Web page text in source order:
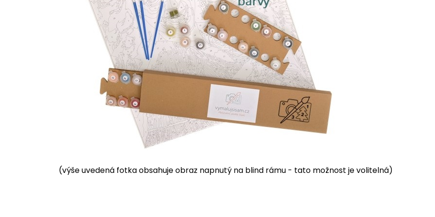
(výše uvedená fotka obsahuje obraz napnutý na blind rámu - tato možnost je volitelná)